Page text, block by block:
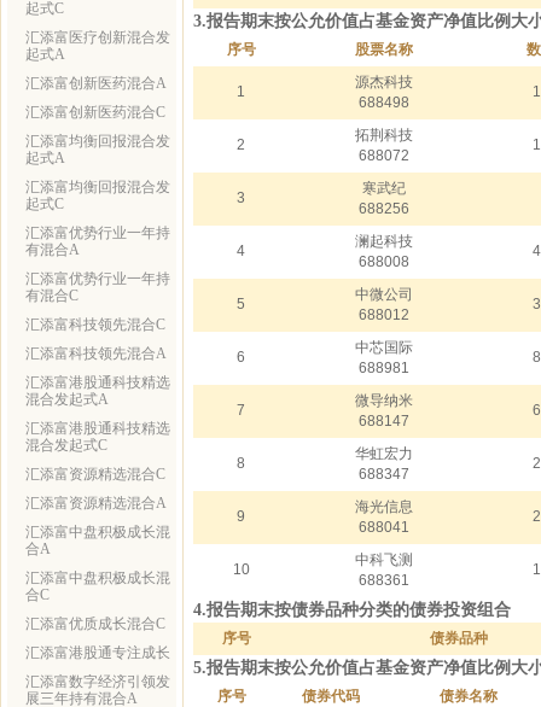
起式C
汇添富医疗创新混合发
起式A
汇添富创新医药混合A
汇添富创新医药混合C
汇添富均衡回报混合发
起式A
汇添富均衡回报混合发
起式C
汇添富优势行业一年持
有混合A
汇添富优势行业一年持
有混合C
汇添富科技领先混合C
汇添富科技领先混合A
汇添富港股通科技精选
混合发起式A
汇添富港股通科技精选
混合发起式C
汇添富资源精选混合C
汇添富资源精选混合A
汇添富中盘积极成长混
合A
汇添富中盘积极成长混
合C
汇添富优质成长混合C
汇添富港股通专注成长
汇添富数字经济引领发
展三年持有混合A
3.报告期末按公允价值占基金资产净值比例大
序号 股票名称
1
源杰科技
688498
2
拓荆科技
688072
3
寒武纪
688256
4
澜起科技
688008
5
中微公司
688012
6
中芯国际
688981
7
微导纳米
688147
8
华虹宏力
688347
9
海光信息
688041
10
中科飞测
688361
4.报告期末按债券品种分类的债券投资组合
序号 债券品种
5.报告期末按公允价值占基金资产净值比例大
序号 债券代码 债券名称